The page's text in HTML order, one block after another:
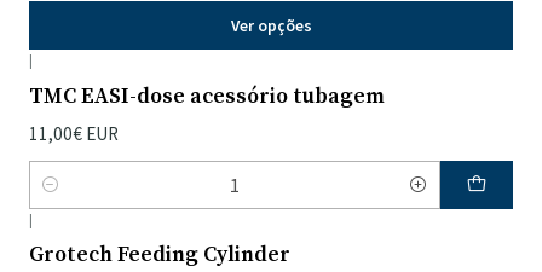
Ver opções
|
TMC EASI-dose acessório tubagem
11,00€ EUR
Quantidade
|
Grotech Feeding Cylinder